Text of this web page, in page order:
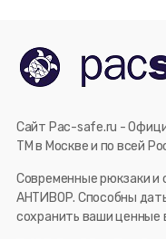
Сайт Pac-safe.ru -
ТМ в Москве и по всей
Современные рюкзаки
АНТИВОР. Способны
сохранить ваши ценные